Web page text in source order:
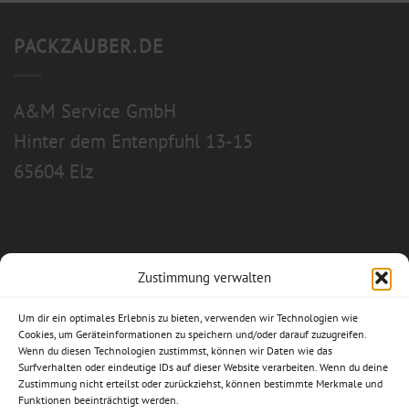
Zustimmung verwalten
Um dir ein optimales Erlebnis zu bieten, verwenden wir Technologien wie
Cookies, um Geräteinformationen zu speichern und/oder darauf zuzugreifen.
Wenn du diesen Technologien zustimmst, können wir Daten wie das
Surfverhalten oder eindeutige IDs auf dieser Website verarbeiten. Wenn du deine
Zustimmung nicht erteilst oder zurückziehst, können bestimmte Merkmale und
Funktionen beeinträchtigt werden.
PACKZAUBER.DE
A&M Service GmbH
Hinter dem Entenpfuhl 13-15
65604 Elz
Allgemeine Geschäftsbedingungen
Impressum
Datenschutzerklärung